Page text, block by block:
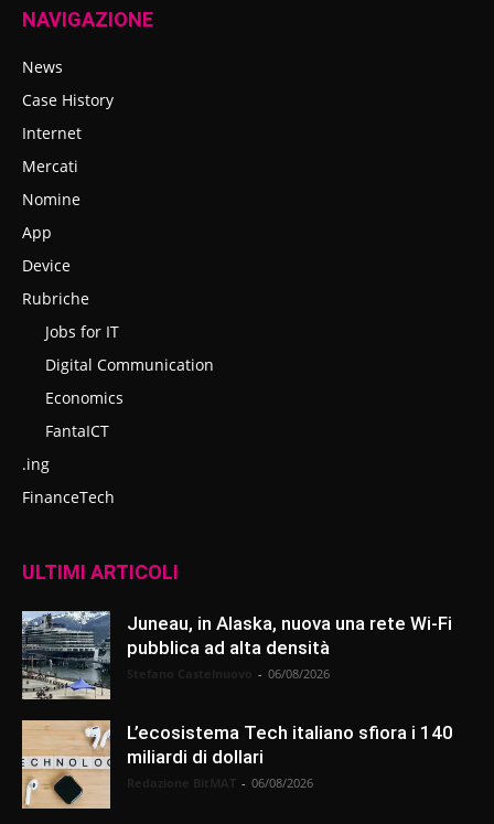
NAVIGAZIONE
News
Case History
Internet
Mercati
Nomine
App
Device
Rubriche
Jobs for IT
Digital Communication
Economics
FantaICT
.ing
FinanceTech
ULTIMI ARTICOLI
Juneau, in Alaska, nuova una rete Wi-Fi
pubblica ad alta densità
- 06/08/2026
L’ecosistema Tech italiano sfiora i 140
miliardi di dollari
- 06/08/2026